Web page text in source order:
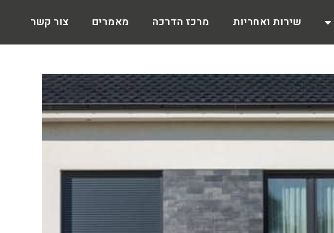
שירות ואחריות מרכז הדרכה מאמרים צור קשר